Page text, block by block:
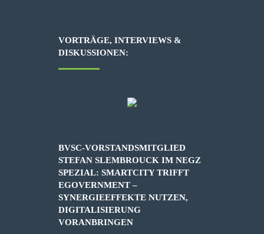
VORTRÄGE, INTERVIEWS &
DISKUSSIONEN:
BVSC-VORSTANDSMITGLIED
STEFAN SLEMBROUCK IM NEGZ
SPEZIAL: SMARTCITY TRIFFT
EGOVERNMENT –
SYNERGIEEFFEKTE NUTZEN,
DIGITALISIERUNG
VORANBRINGEN